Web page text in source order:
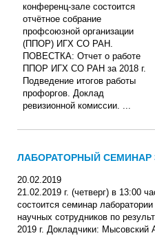
конференц-зале состоится
отчётное собрание
профсоюзной организации
(ППОР) ИГХ СО РАН.
ПОВЕСТКА: Отчет о работе
ППОР ИГХ СО РАН за 2018 г.
Подведение итогов работы
профоргов. Доклад
ревизионной комиссии. ...
ЛАБОРАТОРНЫЙ СЕМИНАР
20.02.2019
21.02.2019 г. (четверг) в 13:00
состоится семинар
научных сотрудников по
2019 г. Докладчики: